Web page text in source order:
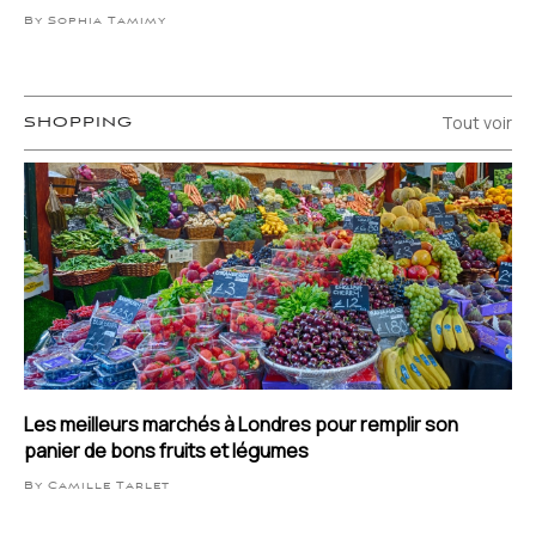
By Sophia Tamimy
SHOPPING Tout voir
Les meilleurs marchés à Londres pour remplir son
panier de bons fruits et légumes
By Camille Tarlet